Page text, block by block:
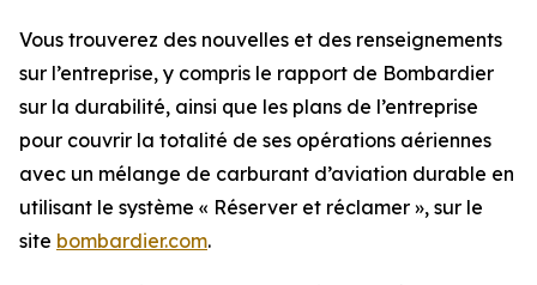
Vous trouverez des nouvelles et des renseignements
sur l’entreprise, y compris le rapport de Bombardier
sur la durabilité, ainsi que les plans de l’entreprise
pour couvrir la totalité de ses opérations aériennes
avec un mélange de carburant d’aviation durable en
utilisant le système « Réserver et réclamer », sur le
site bombardier.com.